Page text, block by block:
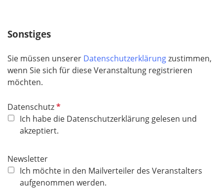
h
f
e
l
Sonstiges
Sie müssen unserer Datenschutzerklärungzustimmen,
wenn Sie sich für diese Veranstaltung registrieren
möchten.
DatenschutzP
f
l
h
Ich habe die Datenschutzerklärung gelesen und
akzeptiert.
Newsletter
Ich möchte in den Mailverteiler des Veranstalters
aufgenommen werden.